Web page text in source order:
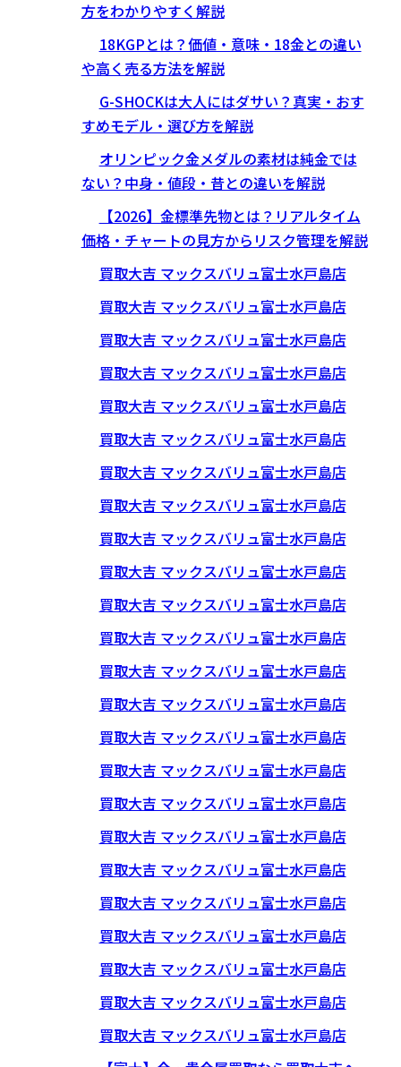
方をわかりやすく解説
18KGPとは？価値・意味・18金との違い
や高く売る方法を解説
G-SHOCKは大人にはダサい？真実・おす
すめモデル・選び方を解説
オリンピック金メダルの素材は純金では
ない？中身・値段・昔との違いを解説
【2026】金標準先物とは？リアルタイム
価格・チャートの見方からリスク管理を解説
買取大吉 マックスバリュ富士水戸島店
買取大吉 マックスバリュ富士水戸島店
買取大吉 マックスバリュ富士水戸島店
買取大吉 マックスバリュ富士水戸島店
買取大吉 マックスバリュ富士水戸島店
買取大吉 マックスバリュ富士水戸島店
買取大吉 マックスバリュ富士水戸島店
買取大吉 マックスバリュ富士水戸島店
買取大吉 マックスバリュ富士水戸島店
買取大吉 マックスバリュ富士水戸島店
買取大吉 マックスバリュ富士水戸島店
買取大吉 マックスバリュ富士水戸島店
買取大吉 マックスバリュ富士水戸島店
買取大吉 マックスバリュ富士水戸島店
買取大吉 マックスバリュ富士水戸島店
買取大吉 マックスバリュ富士水戸島店
買取大吉 マックスバリュ富士水戸島店
買取大吉 マックスバリュ富士水戸島店
買取大吉 マックスバリュ富士水戸島店
買取大吉 マックスバリュ富士水戸島店
買取大吉 マックスバリュ富士水戸島店
買取大吉 マックスバリュ富士水戸島店
買取大吉 マックスバリュ富士水戸島店
買取大吉 マックスバリュ富士水戸島店